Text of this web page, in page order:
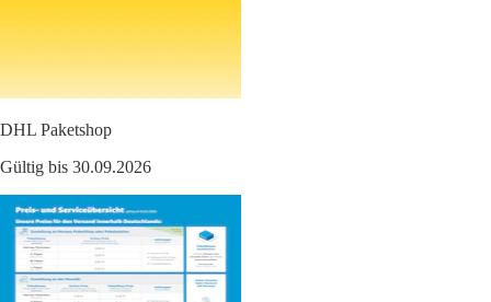
DHL Paketshop
Gültig bis 30.09.2026